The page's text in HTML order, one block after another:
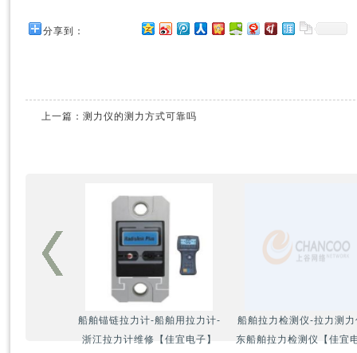
分享到：
上一篇： 测力仪的测力方式可靠吗
船舶锚链拉力计-船舶用拉力计-
浙江拉力计维修【佳宜电子】
船舶拉力检测仪-拉力测
东船舶拉力检测仪【佳宜